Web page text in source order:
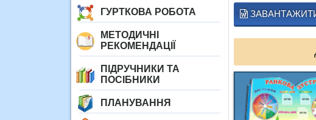
ГУРТКОВА РОБОТА
МЕТОДИЧНІ
РЕКОМЕНДАЦІЇ
ПІДРУЧНИКИ ТА
ПОСІБНИКИ
ПЛАНУВАННЯ